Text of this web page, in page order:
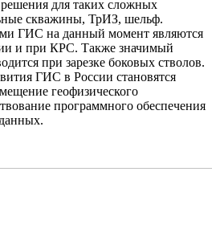
для таких сложных
скважины, ТрИЗ, шельф.
ГИС на данный момент являются
и при КРС. Также значимый
при зарезке боковых стволов.
ГИС в России становятся
геофизического
программного обеспечения